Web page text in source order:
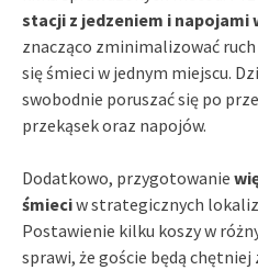
stacji z jedzeniem i napojami
znacząco zminimalizować
się śmieci w jednym miejscu.
swobodnie poruszać się po
przekąsek oraz napojów.
Dodatkowo, przygotowanie
śmieciw strategicznych
Postawienie kilku koszy w
sprawi, że goście będą